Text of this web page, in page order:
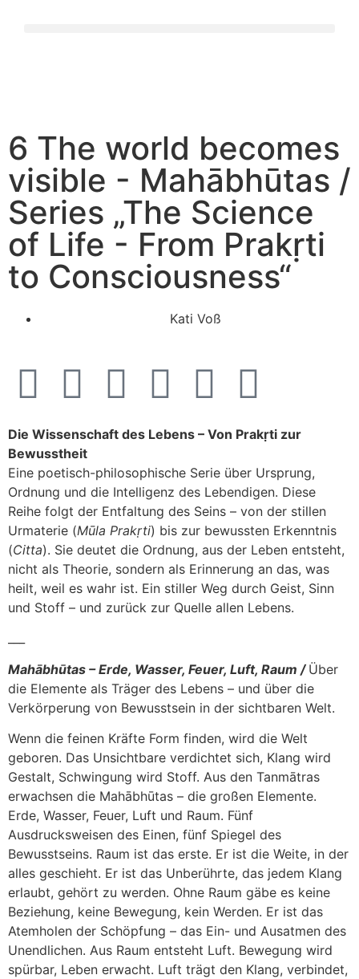
6 The world becomes
visible - Mahābhūtas /
Series „The Science
of Life - From Prakṛti
to Consciousness“
Kati Voß
Die Wissenschaft des Lebens – Von Prakṛti zur
Bewusstheit
Eine poetisch-philosophische Serie über Ursprung,
Ordnung und die Intelligenz des Lebendigen. Diese
Reihe folgt der Entfaltung des Seins – von der stillen
Urmaterie (Mūla Prakṛti) bis zur bewussten Erkenntnis
(Citta). Sie deutet die Ordnung, aus der Leben entsteht,
nicht als Theorie, sondern als Erinnerung an das, was
heilt, weil es wahr ist. Ein stiller Weg durch Geist, Sinn
und Stoff – und zurück zur Quelle allen Lebens.
Mahābhūtas – Erde, Wasser, Feuer, Luft, Raum / Über
die Elemente als Träger des Lebens – und über die
Verkörperung von Bewusstsein in der sichtbaren Welt.
Wenn die feinen Kräfte Form finden, wird die Welt
geboren. Das Unsichtbare verdichtet sich, Klang wird
Gestalt, Schwingung wird Stoff. Aus den Tanmātras
erwachsen die Mahābhūtas – die großen Elemente.
Erde, Wasser, Feuer, Luft und Raum. Fünf
Ausdrucksweisen des Einen, fünf Spiegel des
Bewusstseins. Raum ist das erste. Er ist die Weite, in der
alles geschieht. Er ist das Unberührte, das jedem Klang
erlaubt, gehört zu werden. Ohne Raum gäbe es keine
Beziehung, keine Bewegung, kein Werden. Er ist das
Atemholen der Schöpfung – das Ein- und Ausatmen des
Unendlichen. Aus Raum entsteht Luft. Bewegung wird
spürbar, Leben erwacht. Luft trägt den Klang, verbindet,